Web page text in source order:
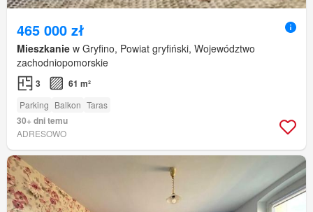
465 000 zł
Mieszkanie w Gryfino, Powiat gryfiński, Województwo
zachodniopomorskie
3 61 m²
Parking Balkon Taras
30+ dni temu
ADRESOWO